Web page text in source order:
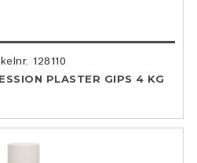
128110
PLASTER GIPS 4 KG